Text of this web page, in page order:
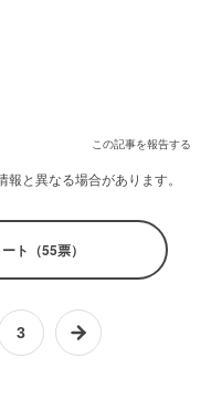
この記事を報告する
と異なる場合があります。
ト（55票）
3